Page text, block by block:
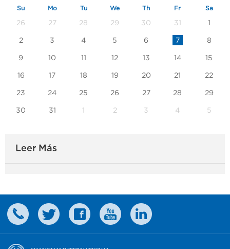
Su Mo Tu We Th Fr Sa
26 27 28 29 30 31 1
2 3 4 5 6 7 8
9 10 11 12 13 14 15
16 17 18 19 20 21 22
23 24 25 26 27 28 29
30 31 1 2 3 4 5
Leer Más